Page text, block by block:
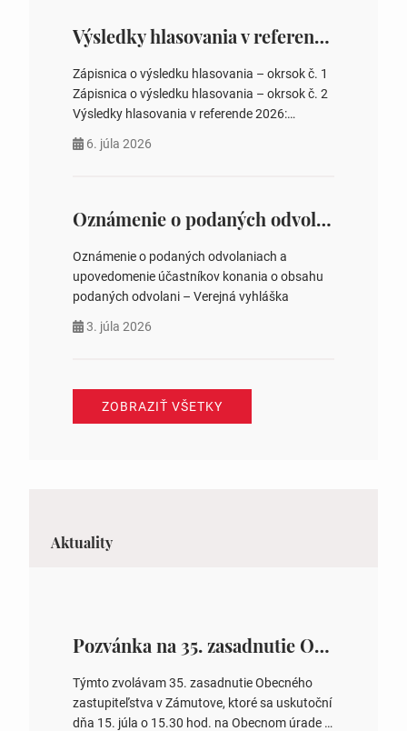
zastupiteľstiev, počtu poslancov obecných
zastupiteľstiev v nich 4. Schválenie odpredaja
obecného pozemku –…
Výsledky hlasovania v referende 2026
Zápisnica o výsledku hlasovania – okrsok č. 1
Zápisnica o výsledku hlasovania – okrsok č. 2
Výsledky hlasovania v referende 2026:
na hlasovaní https://www.volbysr.sk/…
6. júla 2026
Oznámenie o podaných odvolaniach a upovedomenie účastníkov konania o obsahu podaných odvolani – Verejná vyhláška
Oznámenie o podaných odvolaniach a
upovedomenie účastníkov konania o obsahu
podaných odvolani – Verejná vyhláška
3. júla 2026
ZOBRAZIŤ VŠETKY
Aktuality
Pozvánka na 35. zasadnutie OZ v Zámutove
Týmto zvolávam 35. zasadnutie Obecného
zastupiteľstva v Zámutove, ktoré sa uskutoční
dňa 15. júla o 15.30 hod. na Obecnom úrade v